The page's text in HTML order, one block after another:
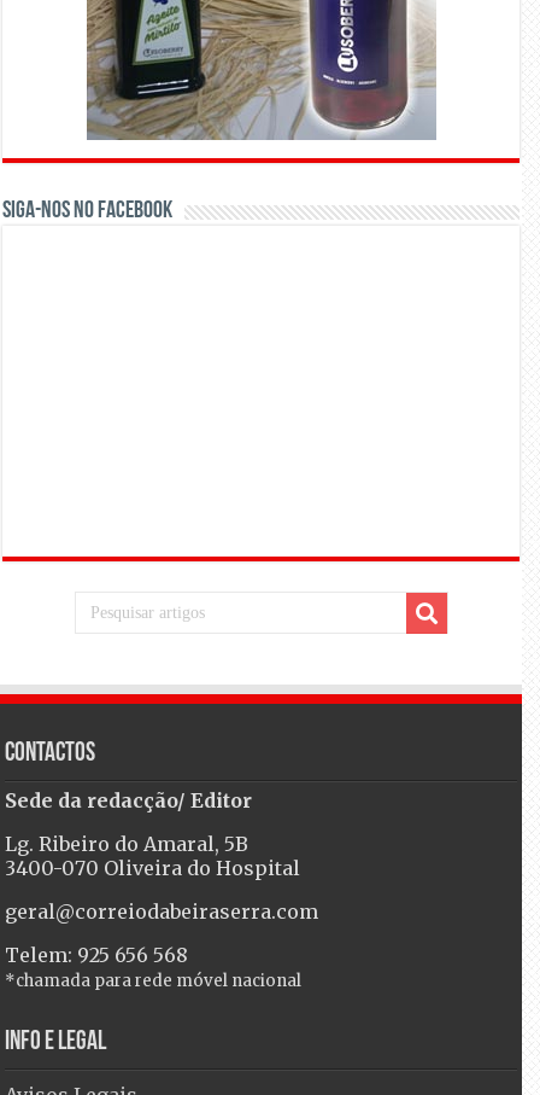
Siga-nos no Facebook
Contactos
Sede da redacção/ Editor
Lg. Ribeiro do Amaral, 5B
3400-070 Oliveira do Hospital
geral@correiodabeiraserra.com
Telem: 925 656 568
*chamada para rede móvel nacional
Info e Legal